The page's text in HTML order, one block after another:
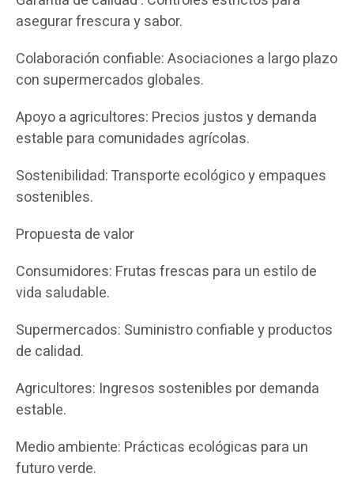
asegurar frescura y sabor.
Colaboración confiable: Asociaciones a largo plazo
con supermercados globales.
Apoyo a agricultores: Precios justos y demanda
estable para comunidades agrícolas.
Sostenibilidad: Transporte ecológico y empaques
sostenibles.
Propuesta de valor
Consumidores: Frutas frescas para un estilo de
vida saludable.
Supermercados: Suministro confiable y productos
de calidad.
Agricultores: Ingresos sostenibles por demanda
estable.
Medio ambiente: Prácticas ecológicas para un
futuro verde.